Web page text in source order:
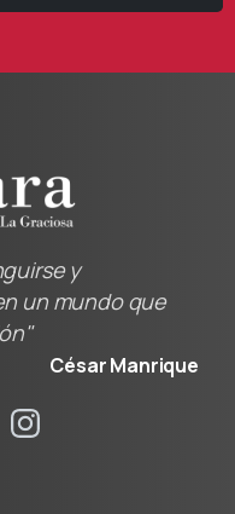
y
un mundo que
César Manrique